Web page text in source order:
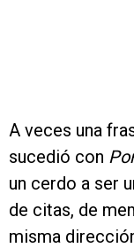
A veces una
sucedió con
un cerdo a ser
de citas, de
misma